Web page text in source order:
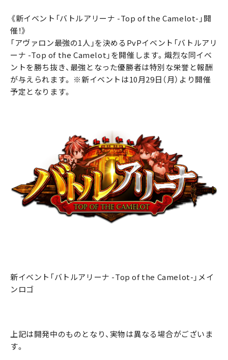
《新イベント「バトルアリーナ -Top of the Camelot-」開
催！》
「アヴァロン最強の1人」を決めるPvPイベント「バトルアリ
ーナ -Top of the Camelot」を開催します。熾烈な同イベ
ントを勝ち抜き、最強となった優勝者は特別な栄誉と報酬
が与えられます。 ※新イベントは10月29日（月）より開催
予定となります。
新イベント「バトルアリーナ -Top of the Camelot-」メイ
ンロゴ
上記は開発中のものとなり、実物は異なる場合がございま
す。